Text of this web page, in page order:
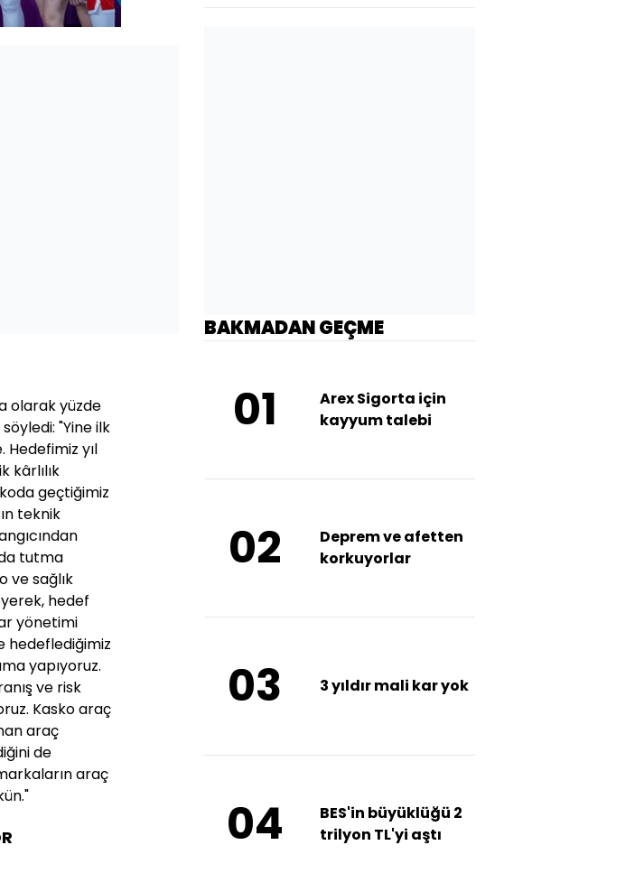
olarak yüzde
"Yine ilk
yıl
kârlılık
geçtiğimiz
teknik
tutma
ve sağlık
hedef
yönetimi
hedeflediğimiz
yapıyoruz.
ve risk
Kasko araç
araç
de
araç
BAKMADAN GEÇME
01
Arex Sigorta için
kayyum talebi
02
Deprem ve afetten
korkuyorlar
03 3 yıldır mali kar yok
04
BES'in büyüklüğü 2
trilyon TL'yi aştı